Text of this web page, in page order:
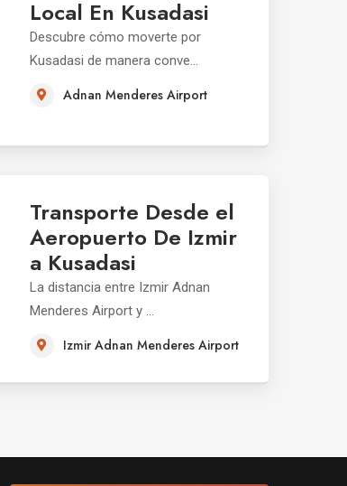
Local En Kusadasi
Descubre cómo moverte por
Kusadasi de manera conve...
Adnan Menderes Airport
Transporte Desde el
Aeropuerto De Izmir
a Kusadasi
La distancia entre Izmir Adnan
Menderes Airport y ...
Izmir Adnan Menderes Airport